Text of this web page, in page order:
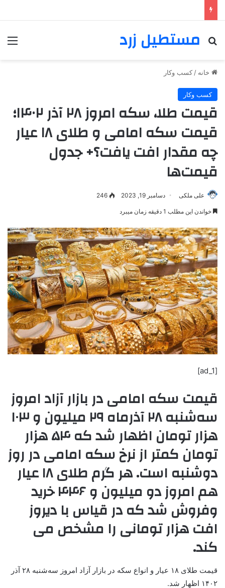
مستطیل زرد
خانه / کسب وکار
کسب وکار
قیمت طلا، سکه امروز ۲۸ آذر ۱۴۰۲؛
قیمت سکه امامی و طلای ۱۸ عیار
چه مقدار افت یافت؟+ جدول
قیمت‌ها
علی ملکی دسامبر 19, 2023 246
خواندن این مطلب 1 دقیقه زمان میبرد
[ad_1]
قیمت سکه امامی در بازار آزاد امروز
سه‌شنبه ۲۸ آذرماه ۲۹ میلیون و ۱۰۳
هزار تومان اظهار شد که ۵۴ هزار
تومان کمتر از نرخ سکه امامی در روز
دوشنبه است. هر گرم طلای ۱۸ عیار
هم امروز دو میلیون و ۴۴۶ خرید
وفروش شد که در قیاس با دیروز
افت هزار تومانی را مشخص می
کند.
قیمت طلای ۱۸ عیار و انواع سکه در بازار آزاد امروز سه‌شنبه ۲۸ آذر
۱۴۰۲ اظهار شد.